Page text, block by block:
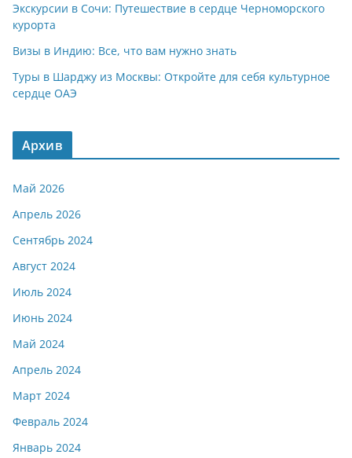
Экскурсии в Сочи: Путешествие в сердце Черноморского
курорта
Визы в Индию: Все, что вам нужно знать
Туры в Шарджу из Москвы: Откройте для себя культурное
сердце ОАЭ
Архив
Май 2026
Апрель 2026
Сентябрь 2024
Август 2024
Июль 2024
Июнь 2024
Май 2024
Апрель 2024
Март 2024
Февраль 2024
Январь 2024